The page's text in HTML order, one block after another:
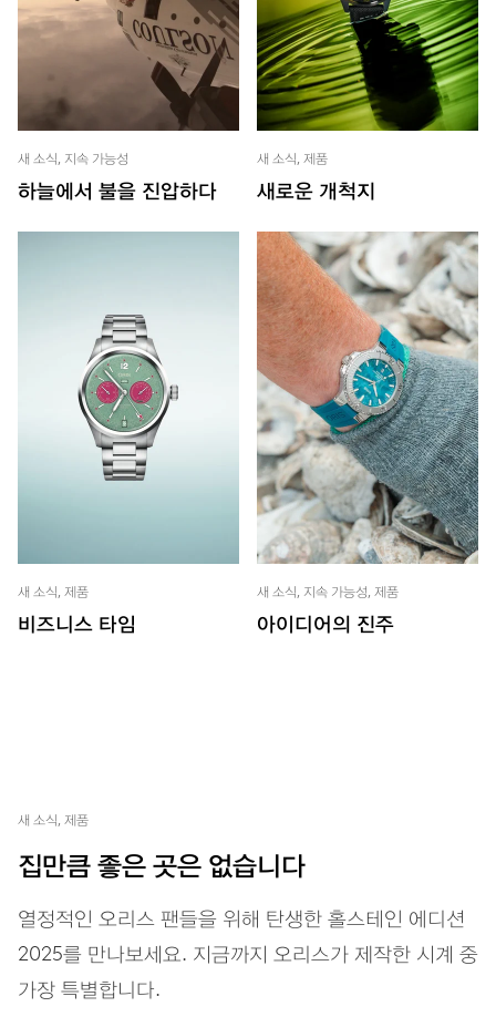
새 소식, 지속 가능성
하늘에서 불을 진압하다
새 소식, 제품
새로운 개척지
새 소식, 제품
비즈니스 타임
새 소식, 지속 가능성, 제품
아이디어의 진주
새 소식, 제품
집만큼 좋은 곳은 없습니다
열정적인 오리스 팬들을 위해 탄생한 홀스테인 에디션
2025를 만나보세요. 지금까지 오리스가 제작한 시계 중
가장 특별합니다.